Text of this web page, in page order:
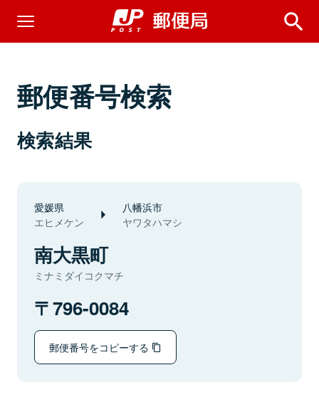
郵便番号検索
検索結果
愛媛県
エヒメケン
八幡浜市
ヤワタハマシ
南大黒町
ミナミダイコクマチ
796-0084
郵便番号をコピーする